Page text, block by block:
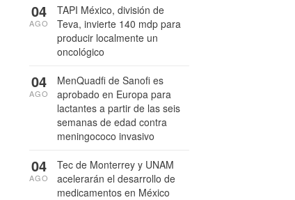
TAPI México, división de
Teva, invierte 140 mdp para
producir localmente un
oncológico
04
AGO
MenQuadfi de Sanofi es
aprobado en Europa para
lactantes a partir de las seis
semanas de edad contra
meningococo invasivo
04
AGO
Tec de Monterrey y UNAM
acelerarán el desarrollo de
medicamentos en México
04
AGO